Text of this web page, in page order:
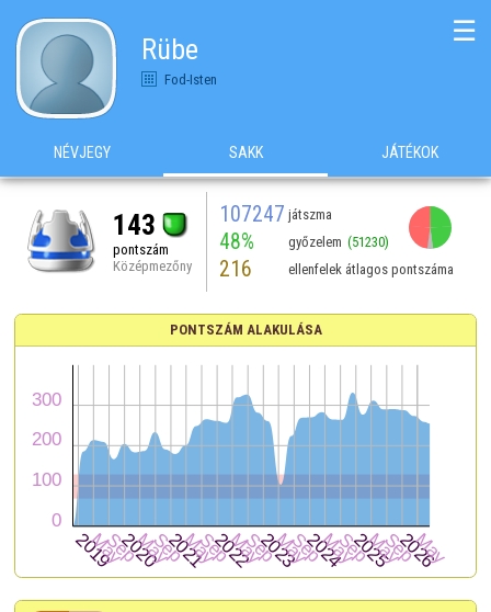
Rübe
Fod-Isten
☰
NÉVJEGY SAKK JÁTÉKOK
143
pontszám
Középmezőny
107247 játszma
48% győzelem (51230)
216 ellenfelek átlagos pontszáma
PONTSZÁM ALAKULÁSA